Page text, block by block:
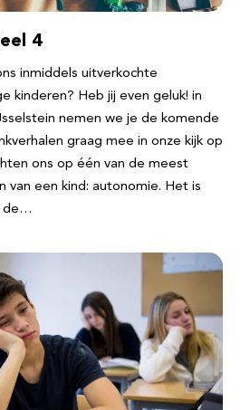
4
inmiddels uitverkochte
kinderen? Heb jij even geluk! in
nemen we je de komende
graag mee in onze kijk op
ons op één van de meest
van een kind: autonomie. Het is
de…